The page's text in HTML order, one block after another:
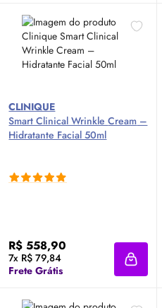
CLINIQUE
Smart Clinical WrinkleCream –
Hidratante Facial 50ml
R$ 558,90
7x R$ 79,84
Frete Grátis